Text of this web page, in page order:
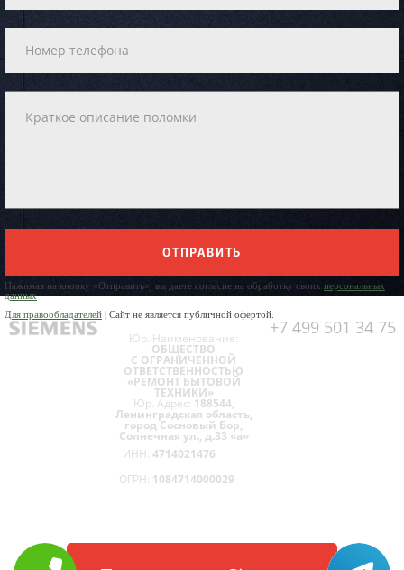
ОТПРАВИТЬ
Нажимая на кнопку «Отправить», вы даете согласие на обработку своих персональных
данных
Для правообладателей | Сайт не является публичной офертой.
+7 499 501 34 75
Юр. Наименование:
ОБЩЕСТВО
С ОГРАНИЧЕННОЙ
ОТВЕТСТВЕННОСТЬЮ
«РЕМОНТ БЫТОВОЙ
ТЕХНИКИ»
Юр. Адрес: 188544,
Ленинградская область,
город Сосновый Бор,
Солнечная ул., д.33 «а»
ИНН: 4714021476
ОГРН: 1084714000029